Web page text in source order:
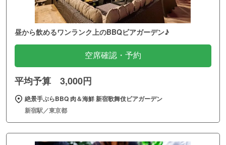
昼から飲めるワンランク上のBBQビアガーデン♪
空席確認・予約
平均予算 3,000円
絶景手ぶらBBQ 肉＆海鮮 新宿歌舞伎ビアガーデン
新宿駅／東京都